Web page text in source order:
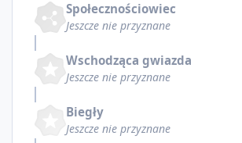
Społecznościowiec
Jeszcze nie przyznane
Wschodząca gwiazda
Jeszcze nie przyznane
Biegły
Jeszcze nie przyznane